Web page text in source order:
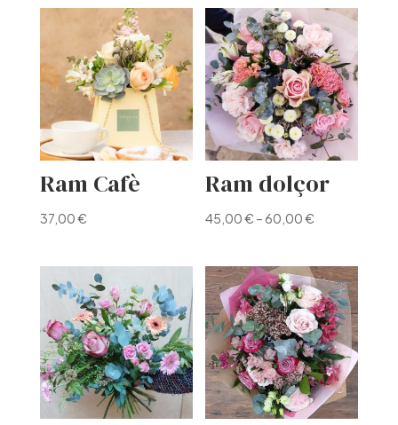
Ram Cafè
37,00€
Ram dolçor
45,00€ – 60,00€